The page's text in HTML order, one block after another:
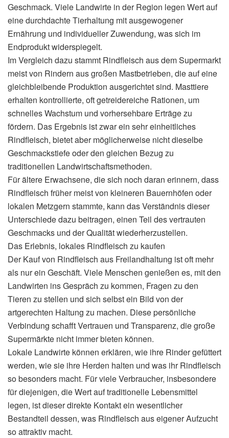
Geschmack. Viele Landwirte in der Region legen Wert auf
eine durchdachte Tierhaltung mit ausgewogener
Ernährung und individueller Zuwendung, was sich im
Endprodukt widerspiegelt.
Im Vergleich dazu stammt Rindfleisch aus dem Supermarkt
meist von Rindern aus großen Mastbetrieben, die auf eine
gleichbleibende Produktion ausgerichtet sind. Masttiere
erhalten kontrollierte, oft getreidereiche Rationen, um
schnelles Wachstum und vorhersehbare Erträge zu
fördern. Das Ergebnis ist zwar ein sehr einheitliches
Rindfleisch, bietet aber möglicherweise nicht dieselbe
Geschmackstiefe oder den gleichen Bezug zu
traditionellen Landwirtschaftsmethoden.
Für ältere Erwachsene, die sich noch daran erinnern, dass
Rindfleisch früher meist von kleineren Bauernhöfen oder
lokalen Metzgern stammte, kann das Verständnis dieser
Unterschiede dazu beitragen, einen Teil des vertrauten
Geschmacks und der Qualität wiederherzustellen.
Das Erlebnis, lokales Rindfleisch zu kaufen
Der Kauf von Rindfleisch aus Freilandhaltung ist oft mehr
als nur ein Geschäft. Viele Menschen genießen es, mit den
Landwirten ins Gespräch zu kommen, Fragen zu den
Tieren zu stellen und sich selbst ein Bild von der
artgerechten Haltung zu machen. Diese persönliche
Verbindung schafft Vertrauen und Transparenz, die große
Supermärkte nicht immer bieten können.
Lokale Landwirte können erklären, wie ihre Rinder gefüttert
werden, wie sie ihre Herden halten und was ihr Rindfleisch
so besonders macht. Für viele Verbraucher, insbesondere
für diejenigen, die Wert auf traditionelle Lebensmittel
legen, ist dieser direkte Kontakt ein wesentlicher
Bestandteil dessen, was Rindfleisch aus eigener Aufzucht
so attraktiv macht.